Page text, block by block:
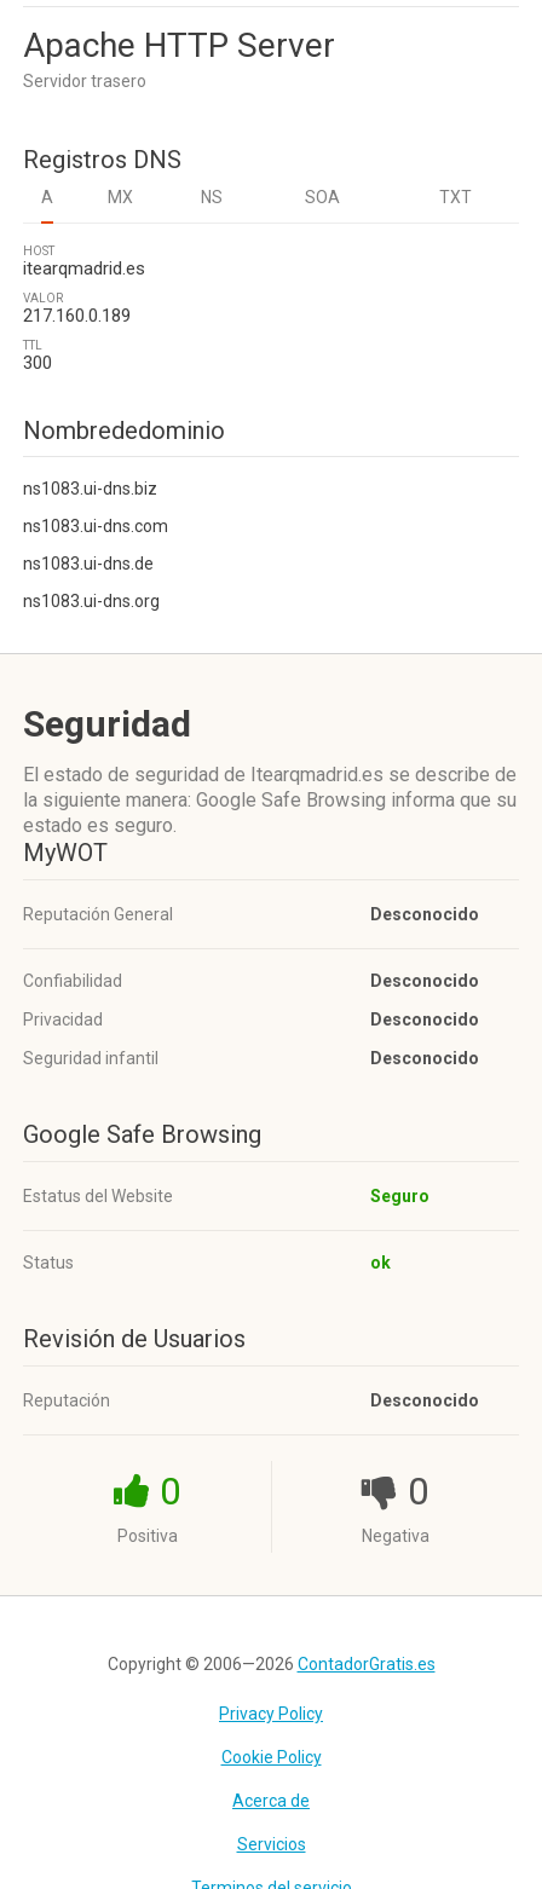
Apache HTTP Server
Servidor trasero
Registros DNS
A MX NS SOA TXT
HOST
itearqmadrid.es
VALOR
217.160.0.189
TTL
300
Nombrededominio
ns1083.ui-dns.biz
ns1083.ui-dns.com
ns1083.ui-dns.de
ns1083.ui-dns.org
Seguridad
El estado de seguridad de Itearqmadrid.es se describe de
la siguiente manera: Google Safe Browsing informa que su
estado es seguro.
MyWOT
Reputación General Desconocido
Confiabilidad
Desconocido
Privacidad
Desconocido
Seguridad infantil
Desconocido
Google Safe Browsing
Estatus del Website Seguro
Status ok
Revisión de Usuarios
Reputación Desconocido
0
Positiva
0
Negativa
Copyright © 2006—2026 ContadorGratis.es
Privacy Policy
Cookie Policy
Acerca de
Servicios